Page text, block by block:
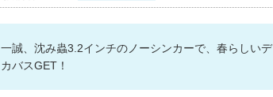
一誠、沈み蟲3.2インチのノーシンカーで、春らしいデ
カバスGET！